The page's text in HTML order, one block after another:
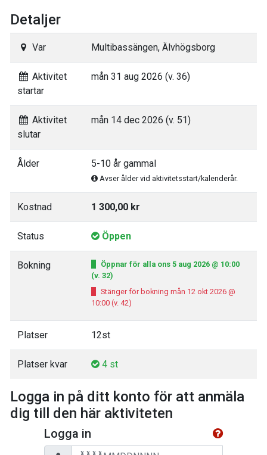
Detaljer
Var Multibassängen, Älvhögsborg
Aktivitet
startar
mån 31 aug 2026 (v. 36)
Aktivitet
slutar
mån 14 dec 2026 (v. 51)
Ålder 5-10 år gammal
Avser ålder vid aktivitetsstart/kalenderår.
Kostnad 1 300,00 kr
Status Öppen
Bokning
Öppnar för alla ons 5 aug 2026 @ 10:00
(v. 32)
Stänger för bokning mån 12 okt 2026 @
10:00 (v. 42)
Platser 12st
Platser kvar 4 st
Logga in på ditt konto för att anmäla
dig till den här aktiviteten
Logga in
Personnummer